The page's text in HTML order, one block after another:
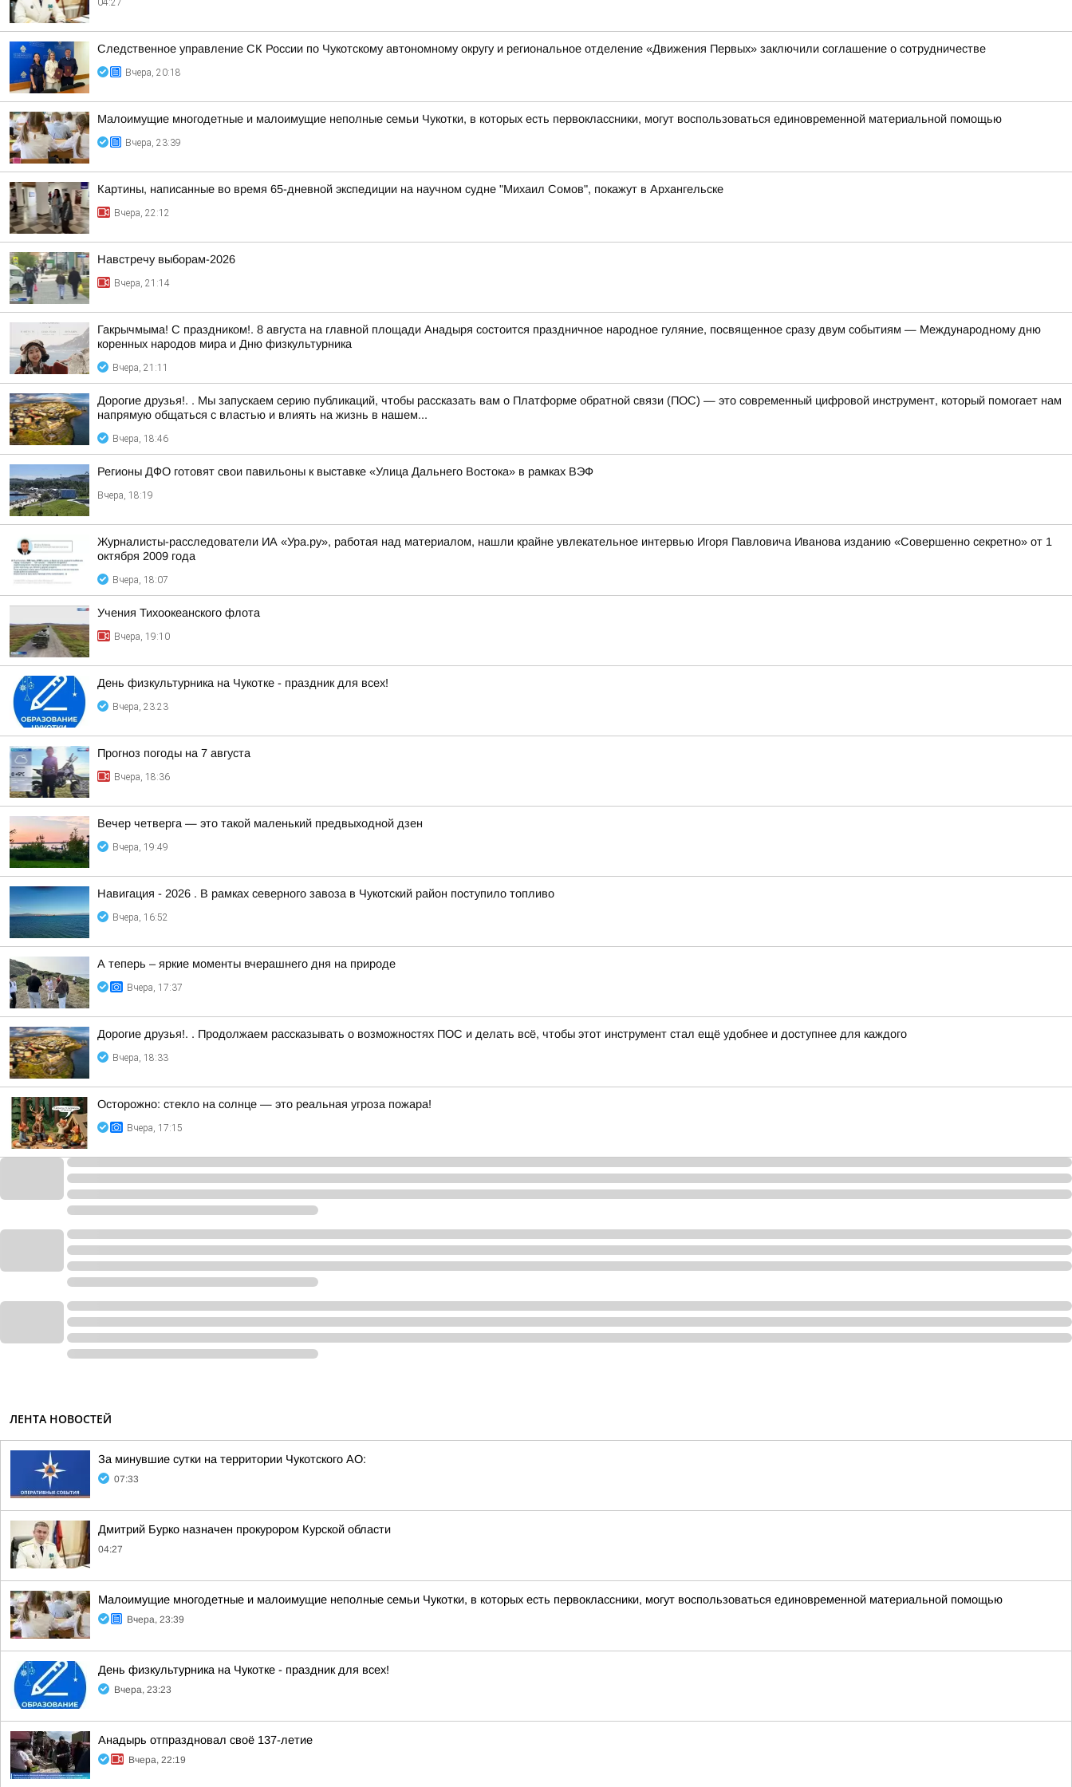
04:27
Следственное управление СК России по Чукотскому автономному округу и региональное отделение «Движения Первых» заключили соглашение о сотрудничестве
Вчера, 20:18
Малоимущие многодетные и малоимущие неполные семьи Чукотки, в которых есть первоклассники, могут воспользоваться единовременной материальной помощью
Вчера, 23:39
Картины, написанные во время 65-дневной экспедиции на научном судне "Михаил Сомов", покажут в Архангельске
Вчера, 22:12
Навстречу выборам-2026
Вчера, 21:14
Гакрычмыма! С праздником!. 8 августа на главной площади Анадыря состоится праздничное народное гуляние, посвященное сразу двум событиям — Международному дню
коренных народов мира и Дню физкультурника
Вчера, 21:11
Дорогие друзья!. . Мы запускаем серию публикаций, чтобы рассказать вам о Платформе обратной связи (ПОС) — это современный цифровой инструмент, который помогает нам
напрямую общаться с властью и влиять на жизнь в нашем...
Вчера, 18:46
Регионы ДФО готовят свои павильоны к выставке «Улица Дальнего Востока» в рамках ВЭФ
Вчера, 18:19
Журналисты-расследователи ИА «Ура.ру», работая над материалом, нашли крайне увлекательное интервью Игоря Павловича Иванова изданию «Совершенно секретно» от 1
октября 2009 года
Вчера, 18:07
Учения Тихоокеанского флота
Вчера, 19:10
День физкультурника на Чукотке - праздник для всех!
Вчера, 23:23
Прогноз погоды на 7 августа
Вчера, 18:36
Вечер четверга — это такой маленький предвыходной дзен
Вчера, 19:49
Навигация - 2026 . В рамках северного завоза в Чукотский район поступило топливо
Вчера, 16:52
А теперь – яркие моменты вчерашнего дня на природе
Вчера, 17:37
Дорогие друзья!. . Продолжаем рассказывать о возможностях ПОС и делать всё, чтобы этот инструмент стал ещё удобнее и доступнее для каждого
Вчера, 18:33
Осторожно: стекло на солнце — это реальная угроза пожара!
Вчера, 17:15
ЛЕНТА НОВОСТЕЙ
За минувшие сутки на территории Чукотского АО:
07:33
Дмитрий Бурко назначен прокурором Курской области
04:27
Малоимущие многодетные и малоимущие неполные семьи Чукотки, в которых есть первоклассники, могут воспользоваться единовременной материальной помощью
Вчера, 23:39
День физкультурника на Чукотке - праздник для всех!
Вчера, 23:23
Анадырь отпраздновал своё 137-летие
Вчера, 22:19